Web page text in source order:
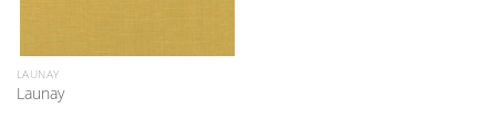
LAUNAY
Launay